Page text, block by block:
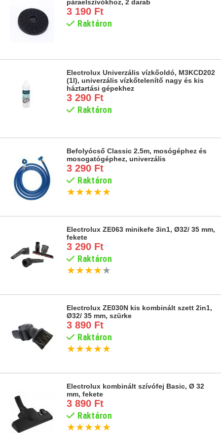
páraelszívókhoz, 2 darab
3 190 Ft
Raktáron
Electrolux Univerzális vízkőoldó, M3KCD202
(1l), univerzális vízkőtelenítő nagy és kis
háztartási gépekhez
3 290 Ft
Raktáron
Befolyócső Classic 2.5m, mosógéphez és
mosogatógéphez, univerzális
3 290 Ft
Raktáron
★★★★★
Electrolux ZE063 minikefe 3in1, Ø32/ 35 mm,
fekete
3 290 Ft
Raktáron
★★★★★
Electrolux ZE030N kis kombinált szett 2in1,
Ø32/ 35 mm, szürke
3 890 Ft
Raktáron
★★★★★
Electrolux kombinált szívófej Basic, Ø 32
mm, fekete
3 890 Ft
Raktáron
★★★★★